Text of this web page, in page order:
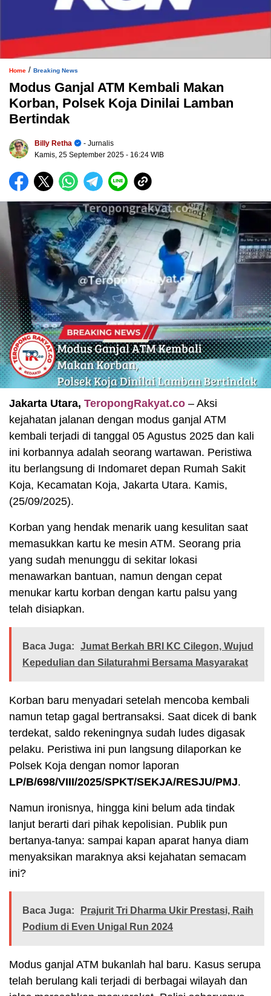
Home / Breaking News
Modus Ganjal ATM Kembali Makan
Korban, Polsek Koja Dinilai Lamban
Bertindak
Billy Retha
- Jurnalis
Kamis, 25 September 2025 - 16:24 WIB
Jakarta Utara, TeropongRakyat.co – Aksi
kejahatan jalanan dengan modus ganjal ATM
kembali terjadi di tanggal 05 Agustus 2025 dan kali
ini korbannya adalah seorang wartawan. Peristiwa
itu berlangsung di Indomaret depan Rumah Sakit
Koja, Kecamatan Koja, Jakarta Utara. Kamis,
(25/09/2025).
Korban yang hendak menarik uang kesulitan saat
memasukkan kartu ke mesin ATM. Seorang pria
yang sudah menunggu di sekitar lokasi
menawarkan bantuan, namun dengan cepat
menukar kartu korban dengan kartu palsu yang
telah disiapkan.
Baca Juga:
Jumat Berkah BRI KC Cilegon, Wujud
Kepedulian dan Silaturahmi Bersama Masyarakat
Korban baru menyadari setelah mencoba kembali
namun tetap gagal bertransaksi. Saat dicek di bank
terdekat, saldo rekeningnya sudah ludes digasak
pelaku. Peristiwa ini pun langsung dilaporkan ke
Polsek Koja dengan nomor laporan
LP/B/698/VIII/2025/SPKT/SEKJA/RESJU/PMJ.
Namun ironisnya, hingga kini belum ada tindak
lanjut berarti dari pihak kepolisian. Publik pun
bertanya-tanya: sampai kapan aparat hanya diam
menyaksikan maraknya aksi kejahatan semacam
ini?
Baca Juga:
Prajurit Tri Dharma Ukir Prestasi, Raih
Podium di Even Unigal Run 2024
Modus ganjal ATM bukanlah hal baru. Kasus serupa
telah berulang kali terjadi di berbagai wilayah dan